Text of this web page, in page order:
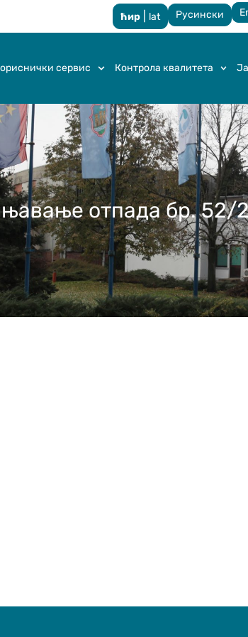
ћир| lat Русински
сервис Контрола квалитета
отпада бр. 52/